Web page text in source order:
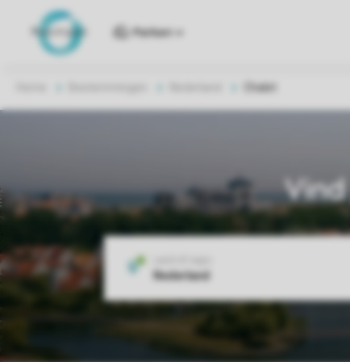
Parken
Chalet